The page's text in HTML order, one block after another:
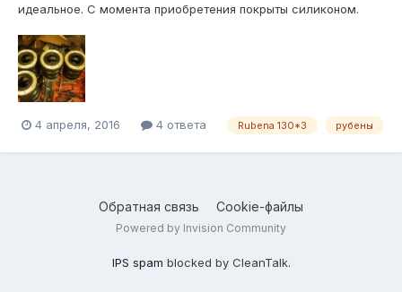
идеальное. С момента приобретения покрыты силиконом.
Сильфон - 1500руб. Полукомплект - 2500руб. Обмен на
rubena 130*2. Возможен обоснованный торг. Отправлю ТК.
4 апреля, 2016 4 ответа Rubena 130*3 рубены
Обратная связь Cookie-файлы
Powered by Invision Community
IPS spam blocked by CleanTalk.